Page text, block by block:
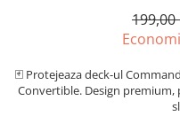
Alte produse Hobby
199,00
🃏 Protejeaza deck-ul
Convertible. Design